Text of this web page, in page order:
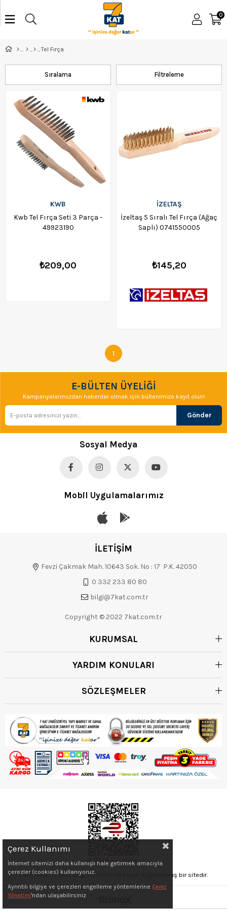
0
Tel Fırça
Filtreleme
Sıralama
KWB
Kwb Tel Fırça Seti 3 Parça -
49923190
₺209,00
İZELTAŞ
İzeltaş 5 Sıralı Tel Fırça (Ağaç
Saplı) 0741550005
₺145,20
1
E-BÜLTEN ÜYELİĞİ
Kampanyalarımızdan haberdar olmak için bültenimize kayıt olun!
Gönder
Sosyal Medya
Mobil Uygulamalarımız
İLETİŞİM
Fevzi Çakmak Mah. 10643 Sok. No : 17 P.K. 42050
0 332 233 80 80
bilgi@7kat.com.tr
Copyright © 2022 7kat.com.tr
KURUMSAL
YARDIM KONULARI
SÖZLEŞMELER
Elektronik Ticaret Bilgi Sistemin'de kaydı doğrulanmış bir sitedir.
Çerez Kullanımı
İnternet sitemizi daha kullanışlı hale getirmek amacıyla
çerezler (cookies) kullanıyoruz.
Ayrıntılı bilgiye ve çerezleri engelleme yöntemlerine Çerez
Yönetimi'ndan ulaşabilirsiniz